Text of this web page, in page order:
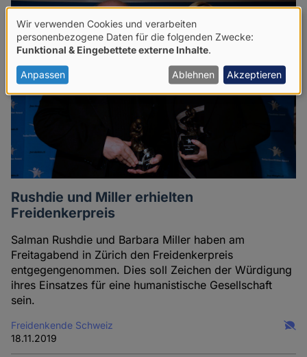
Rushdie und Miller erhielten
Freidenkerpreis
Salman Rushdie und Barbara Miller haben am
Freitagabend in Zürich den Freidenkerpreis
entgegengenommen. Dies soll Zeichen der Würdigung
ihres Einsatzes für eine humanistische Gesellschaft
sein.
Freidenkende Schweiz
18.11.2019
Verwendung
von
personenbezogenen
Daten
und
Cookies
Wir verwenden Cookies und verarbeiten
personenbezogene Daten für die folgenden Zwecke:
Funktional & Eingebettete externe Inhalte
Anpassen Ablehnen Akzeptieren